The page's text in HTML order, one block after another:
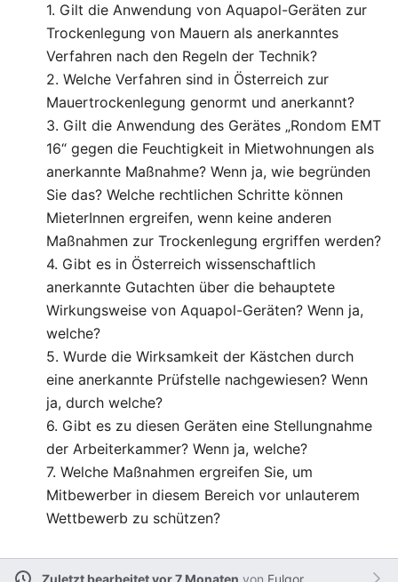
1. Gilt die Anwendung von Aquapol-Geräten zur
Trockenlegung von Mauern als anerkanntes
Verfahren nach den Regeln der Technik?
2. Welche Verfahren sind in Österreich zur
Mauertrockenlegung genormt und anerkannt?
3. Gilt die Anwendung des Gerätes „Rondom EMT
16“ gegen die Feuchtigkeit in Mietwohnungen als
anerkannte Maßnahme? Wenn ja, wie begründen
Sie das? Welche rechtlichen Schritte können
MieterInnen ergreifen, wenn keine anderen
Maßnahmen zur Trockenlegung ergriffen werden?
4. Gibt es in Österreich wissenschaftlich
anerkannte Gutachten über die behauptete
Wirkungsweise von Aquapol-Geräten? Wenn ja,
welche?
5. Wurde die Wirksamkeit der Kästchen durch
eine anerkannte Prüfstelle nachgewiesen? Wenn
ja, durch welche?
6. Gibt es zu diesen Geräten eine Stellungnahme
der Arbeiterkammer? Wenn ja, welche?
7. Welche Maßnahmen ergreifen Sie, um
Mitbewerber in diesem Bereich vor unlauterem
Wettbewerb zu schützen?
Zuletzt bearbeitet vor 7 Monaten von Fulgor